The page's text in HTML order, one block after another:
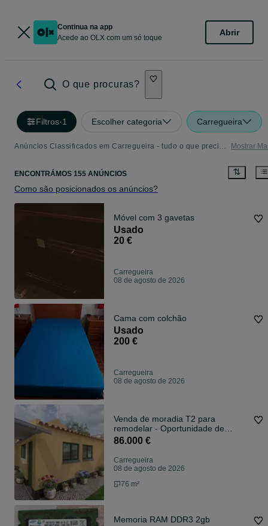
Continua na app
Acede ao OLX com um só toque
Abrir
O que procuras?
Filtros·1 Escolher categoria Carregueira
Anúncios Classificados em Carregueira - tudo o que precisa Mostrar
ENCONTRÁMOS 155 ANÚNCIOS
Como são posicionados os anúncios?
Móvel com 3 gavetas
Usado
20 €
Carregueira
08 de agosto de 2026
Cama com colchão
Usado
200 €
Carregueira
08 de agosto de 2026
Venda de moradia T2 para
remodelar - Oportunidade de
investimento - Ar
86.000 €
Carregueira
08 de agosto de 2026
76 m²
Memoria RAM DDR3 2gb